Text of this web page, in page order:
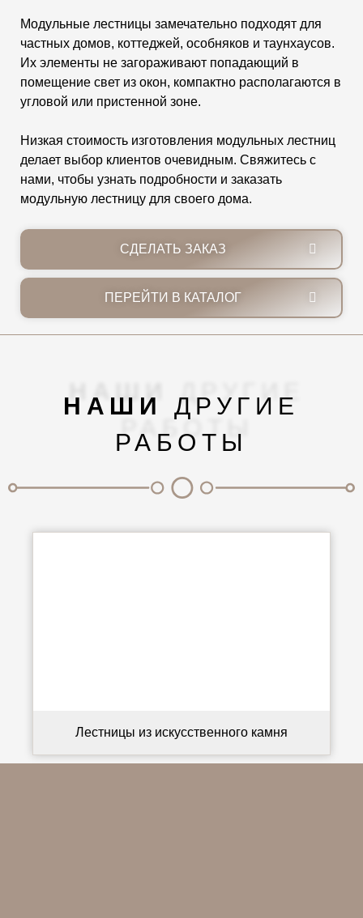
Модульные лестницы замечательно подходят для
частных домов, коттеджей, особняков и таунхаусов.
Их элементы не загораживают попадающий в
помещение свет из окон, компактно располагаются в
угловой или пристенной зоне.
Низкая стоимость изготовления модульных лестниц
делает выбор клиентов очевидным. Свяжитесь с
нами, чтобы узнать подробности и заказать
модульную лестницу для своего дома.
СДЕЛАТЬ ЗАКАЗ
ПЕРЕЙТИ В КАТАЛОГ
НАШИ ДРУГИЕ
РАБОТЫ
Лестницы из искусственного камня